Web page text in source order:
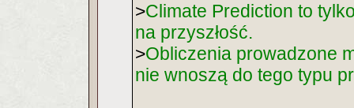
>Climate Prediction to
na przyszłość.
>Obliczenia prowadzone
nie wnoszą do tego typu